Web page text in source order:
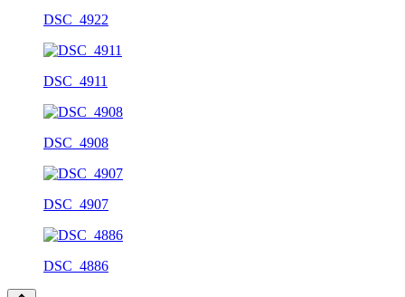
DSC_4922
DSC_4911
DSC_4908
DSC_4907
DSC_4886